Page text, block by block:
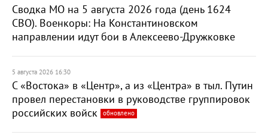
Сводка МО на 5 августа 2026 года (день 1624
СВО). Военкоры: На Константиновском
направлении идут бои в Алексеево-Дружковке
5 августа 2026 16:30
С «Востока» в «Центр», а из «Центра» в тыл. Путин
провел перестановки в руководстве группировок
российских войск
обновлено